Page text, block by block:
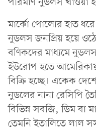
মার্কো পোলোর হাত
নুডলস জনপ্রিয় হয়ে
বণিকদের মাধ্যমে
ইউরোপ হতে
বিক্রি হচ্ছে। একেক
নুডলের নানা রেসিপি
বিভিন্ন সবজি, ডিম বা
তেমনি ইতালিতে লাল